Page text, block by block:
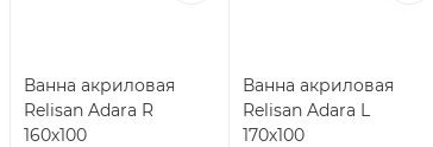
Ванна акриловая
Relisan Adara R
160х100
Ванна акриловая
Relisan Adara L
170х100